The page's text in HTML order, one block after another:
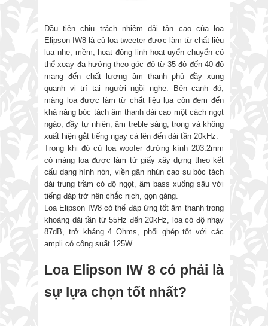
Đầu tiên chịu trách nhiệm dải tần cao của loa
Elipson IW8 là củ loa tweeter được làm từ chất liệu
lụa nhẹ, mềm, hoạt động linh hoạt uyển chuyển có
thể xoay đa hướng theo góc độ từ 35 độ đến 40 độ
mang đến chất lượng âm thanh phủ đầy xung
quanh vị trí tai người ngồi nghe. Bên cạnh đó,
màng loa được làm từ chất liệu lụa còn đem đến
khả năng bóc tách âm thanh dải cao một cách ngọt
ngào, đầy tự nhiên, âm treble sáng, trong và không
xuất hiện gắt tiếng ngay cả lên đến dải tần 20kHz.
Trong khi đó củ loa woofer đường kính 203.2mm
có màng loa được làm từ giấy xây dựng theo kết
cấu dạng hình nón, viền gân nhún cao su bóc tách
dải trung trầm có độ ngọt, âm bass xuống sâu với
tiếng đáp trở nên chắc nịch, gọn gàng.
Loa Elipson IW8 có thể đáp ứng tốt âm thanh trong
khoảng dải tần từ 55Hz đến 20kHz, loa có độ nhạy
87dB, trở kháng 4 Ohms, phối ghép tốt với các
ampli có công suất 125W.
Loa Elipson IW 8 có phải là
sự lựa chọn tốt nhất?